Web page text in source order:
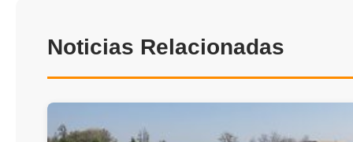
Noticias Relacionadas